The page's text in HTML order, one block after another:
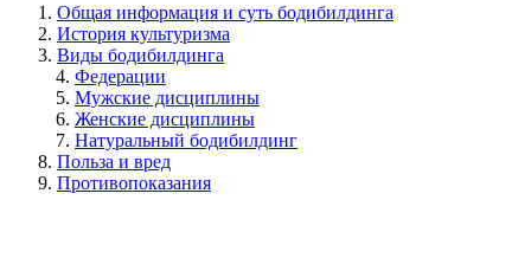
Общая информация и суть бодибилдинга
История культуризма
Виды бодибилдинга
Федерации
Мужские дисциплины
Женские дисциплины
Натуральный бодибилдинг
Польза и вред
Противопоказания